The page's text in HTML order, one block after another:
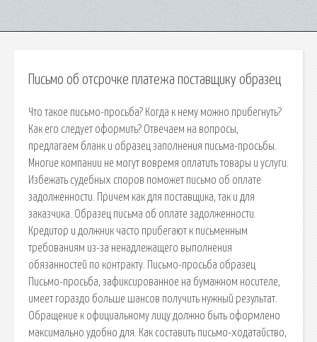
Письмо об отсрочке платежа поставщику образец
Что такое письмо-просьба? Когда к нему можно прибегнуть?
Как его следует оформить? Отвечаем на вопросы,
предлагаем бланк и образец заполнения письма-просьбы.
Многие компании не могут вовремя оплатить товары и услуги.
Избежать судебных споров поможет письмо об оплате
задолженности. Причем как для поставщика, так и для
заказчика. Образец письма об оплате задолженности.
Кредитор и должник часто прибегают к письменным
требованиям из-за ненадлежащего выполнения
обязанностей по контракту. Письмо-просьба образец
Письмо-просьба, зафиксированное на бумажном носителе,
имеет гораздо больше шансов получить нужный результат.
Обращение к официальному лицу должно быть оформлено
максимально удобно для. Как составить письмо-ходатайство,